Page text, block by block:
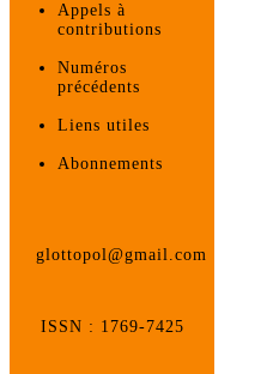
Appels à
contributions
Numéros
précédents
Liens utiles
Abonnements
glottopol@gmail.com
ISSN : 1769-7425